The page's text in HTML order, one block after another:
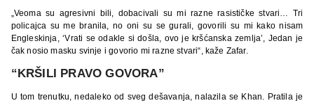
„Veoma su agresivni bili, dobacivali su mi razne rasističke stvari… Tri
policajca su me branila, no oni su se gurali, govorili su mi kako nisam
Engleskinja, ‘Vrati se odakle si došla, ovo je kršćanska zemlja’, Jedan je
čak nosio masku svinje i govorio mi razne stvari“, kaže Zafar.
“KRŠILI PRAVO GOVORA”
U tom trenutku, nedaleko od sveg dešavanja, nalazila se Khan. Pratila je